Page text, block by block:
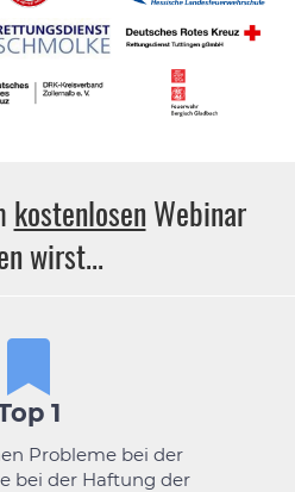
kostenlosen Webinar
wirst...
1
Probleme bei der
bei der Haftung der